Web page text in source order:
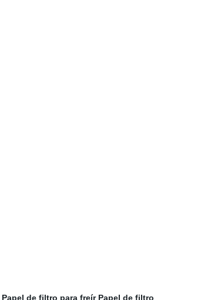
Papel de filtro para freír Papel de filtro